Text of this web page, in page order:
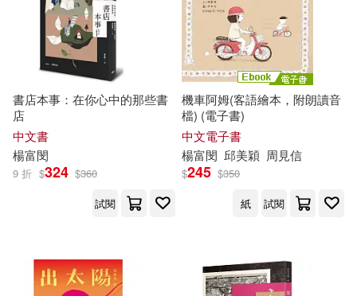
書店本事：在你心中的那些書
店
中文書
楊富閔
9 折 $324 $360
試閱
機車阿姆(客語繪本，附朗讀音
檔) (電子書)
中文電子書
楊富閔 邱美穎 周見信
$245 $350
紙
試閱